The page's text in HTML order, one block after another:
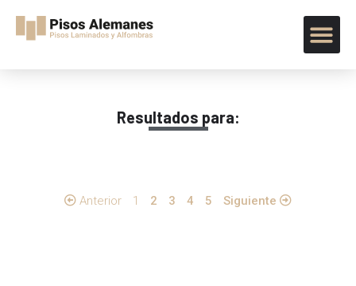
Resultados para:
Anterior 1 2 3 4 5 Siguiente